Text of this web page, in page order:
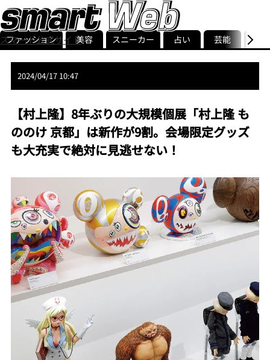
スマート公式サイト
smart最新号
記事一覧ランキング
ストリ
ファッション 美容 スニーカー 占い 芸能 グル
2024/04/17 10:47
【村上隆】8年ぶりの大規模個展「村上隆 も
ののけ 京都」は新作が9割。会場限定グッズ
も大充実で絶対に見逃せない！